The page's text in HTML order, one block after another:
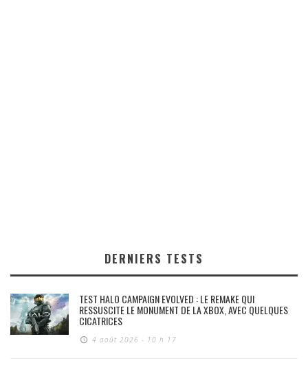
DERNIERS TESTS
TEST HALO CAMPAIGN EVOLVED : LE REMAKE QUI
RESSUSCITE LE MONUMENT DE LA XBOX, AVEC QUELQUES
CICATRICES
4 août 2026 - 10 h 17